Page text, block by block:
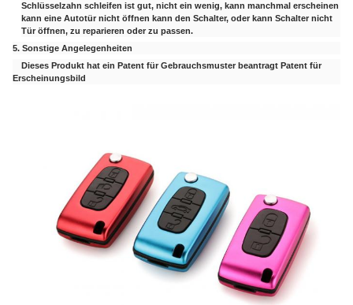
Schlüsselzahn schleifen ist gut, nicht ein wenig, kann manchmal erscheinen
kann eine Autotür nicht öffnen kann den Schalter, oder kann Schalter nicht
Tür öffnen, zu reparieren oder zu passen.
5. Sonstige Angelegenheiten
Dieses Produkt hat ein Patent für Gebrauchsmuster beantragt Patent für
Erscheinungsbild